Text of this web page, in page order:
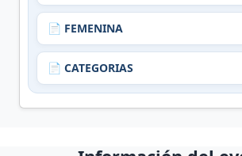
📄 FEMENINA
📄 CATEGORIAS